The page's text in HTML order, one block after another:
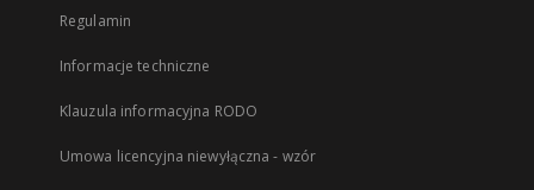
Regulamin
Informacje techniczne
Klauzula informacyjna RODO
Umowa licencyjna niewyłączna - wzór